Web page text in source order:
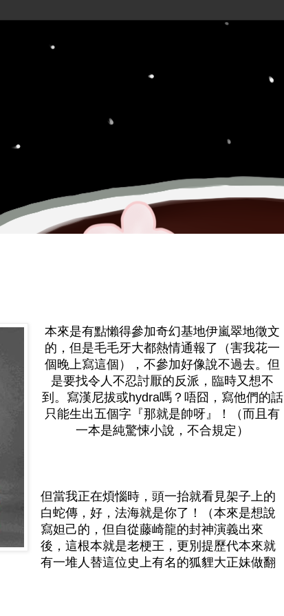
本來是有點懶得參加奇幻基地伊嵐翠地徵文
的，但是毛毛牙大都熱情通報了（害我花一
個晚上寫這個），不參加好像說不過去。但
是要找令人不忍討厭的反派，臨時又想不
到。寫漢尼拔或hydra嗎？唔囧，寫他們的話
只能生出五個字『那就是帥呀』！（而且有
一本是純驚悚小說，不合規定）
但當我正在煩惱時，頭一抬就看見架子上的
白蛇傳，好，法海就是你了！（本來是想說
寫妲己的，但自從藤崎龍的封神演義出來
後，這根本就是老梗王，更別提歷代本來就
有一堆人替這位史上有名的狐貍大正妹做翻